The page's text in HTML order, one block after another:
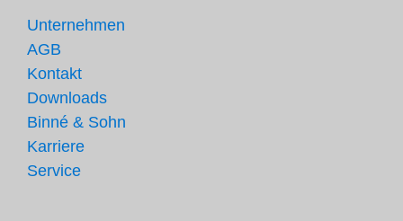
Unternehmen
AGB
Kontakt
Downloads
Binné & Sohn
Karriere
Service